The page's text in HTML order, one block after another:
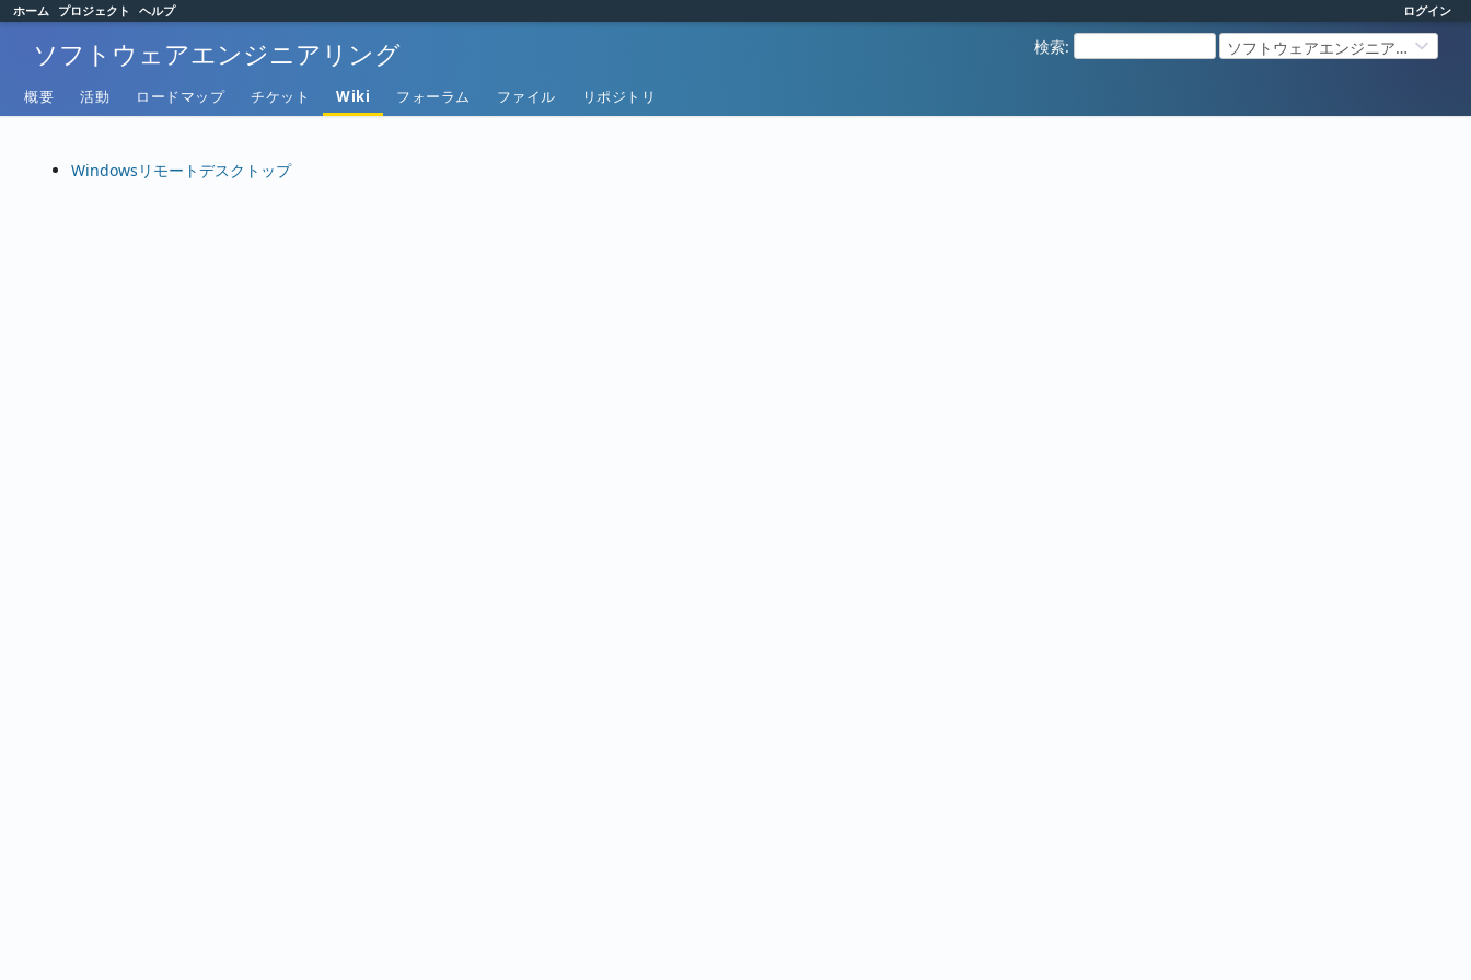
ログイン
ホーム プロジェクト ヘルプ
検索: ソフトウェアエンジニアリング
ソフトウェアエンジニアリング
概要 活動 ロードマップ チケット Wiki フォーラム ファイル リポジトリ
Windowsリモートデスクトップ